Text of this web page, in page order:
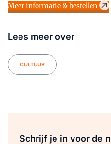
Meer informatie & bestellen
Lees meer over
CULTUUR
Schrijf je in voor de